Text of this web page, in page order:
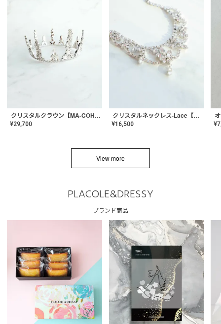
クリスタルクラウン【MA-COHD-01】韓国風クラウン/ウェディングクラウン/ティアラ
¥29,700
クリスタルネックレス-Lace【MA-CONL-02】
¥16,500 ¥
View more
PLACOLE&DRESSY
ブランド商品